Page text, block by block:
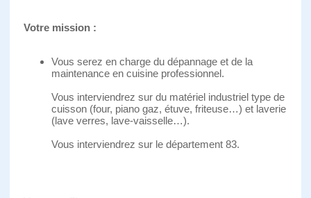
Votre mission :
Vous serez en charge du dépannage et de la
maintenance en cuisine professionnel.
Vous interviendrez sur du matériel industriel type de
cuisson (four, piano gaz, étuve, friteuse…) et laverie
(lave verres, lave-vaisselle…).
Vous interviendrez sur le département 83.